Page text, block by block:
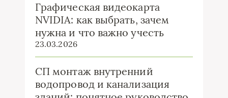
Графическая видеокарта
NVIDIA: как выбрать, зачем
нужна и что важно учесть
23.03.2026
СП монтаж внутренний
водопровод и канализация